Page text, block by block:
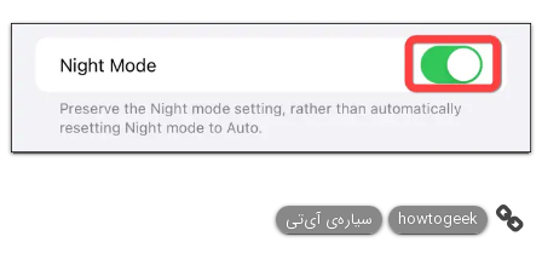
howtogeek سیاره‌ی آی‌تی